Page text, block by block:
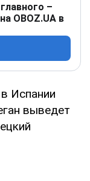
–
OBOZ.UA в
Испании
выведет